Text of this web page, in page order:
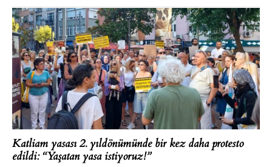
Katliam yasası 2. yıldönümünde bir kez daha protesto
edildi: “Yaşatan yasa istiyoruz!”